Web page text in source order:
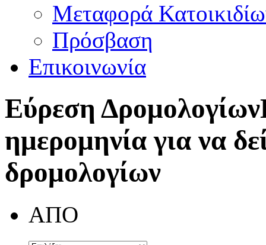
Μεταφορά
Πρόσβαση
Επικοινωνία
Εύρεση Δρομολογίων
ημερομηνία για να
δρομολογίων
ΑΠΟ